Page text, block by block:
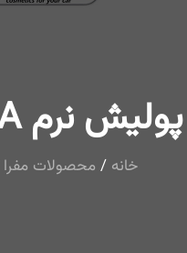
پولیش نرم Ultra Finish ILLUMINA
خانه / محصولات مفرا